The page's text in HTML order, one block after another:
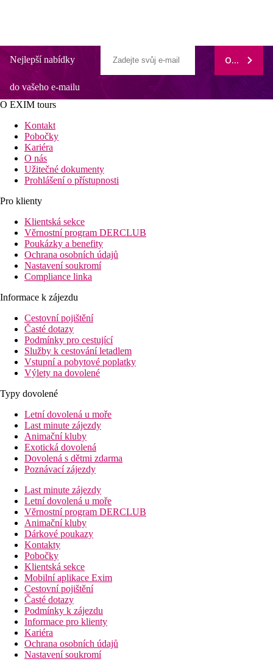
Nejlepší nabídky
do vašeho e-mailu
ODEBÍRAT
O EXIM tours
Kontakt
Pobočky
Kariéra
O nás
Užitečné dokumenty
Prohlášení o přístupnosti
Pro klienty
Klientská sekce
Věrnostní program DERCLUB
Poukázky a benefity
Ochrana osobních údajů
Nastavení soukromí
Compliance linka
Informace k zájezdu
Cestovní pojištění
Časté dotazy
Podmínky pro cestující
Služby k cestování letadlem
Vstupní a pobytové poplatky
Výlety na dovolené
Typy dovolené
Letní dovolená u moře
Last minute zájezdy
Animační kluby
Exotická dovolená
Dovolená s dětmi zdarma
Poznávací zájezdy
Last minute zájezdy
Letní dovolená u moře
Věrnostní program DERCLUB
Animační kluby
Dárkové poukazy
Kontakty
Pobočky
Klientská sekce
Mobilní aplikace Exim
Cestovní pojištění
Časté dotazy
Podmínky k zájezdu
Informace pro klienty
Kariéra
Ochrana osobních údajů
Nastavení soukromí